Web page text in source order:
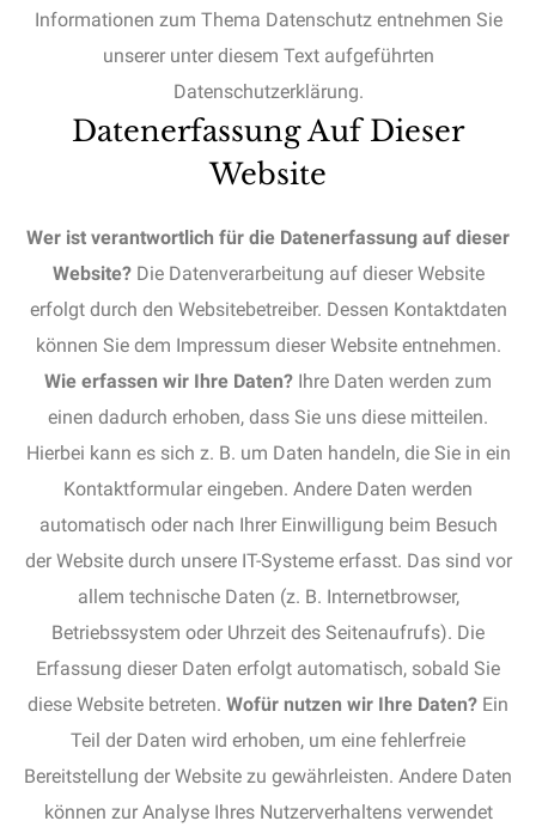
Informationen zum Thema Datenschutz entnehmen Sie
unserer unter diesem Text aufgeführten
Datenschutzerklärung.
Datenerfassung Auf Dieser
Website
Wer ist verantwortlich für die Datenerfassung auf dieser
Website?Die Datenverarbeitung auf dieser Website
erfolgt durch den Websitebetreiber. Dessen Kontaktdaten
können Sie dem Impressum dieser Website entnehmen.
Wie erfassen wir Ihre Daten? Ihre Daten werden zum
einen dadurch erhoben, dass Sie uns diese mitteilen.
Hierbei kann es sich z. B. um Daten handeln, die Sie in ein
Kontaktformular eingeben. Andere Daten werden
automatisch oder nach Ihrer Einwilligung beim Besuch
der Website durch unsere IT-Systeme erfasst. Das sind vor
allem technische Daten (z. B. Internetbrowser,
Betriebssystem oder Uhrzeit des Seitenaufrufs). Die
Erfassung dieser Daten erfolgt automatisch, sobald Sie
diese Website betreten. Wofür nutzen wir Ihre Daten? Ein
Teil der Daten wird erhoben, um eine fehlerfreie
Bereitstellung der Website zu gewährleisten. Andere Daten
können zur Analyse Ihres Nutzerverhaltens verwendet